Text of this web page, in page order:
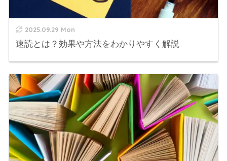
2025.09.29 Mon
速読とは？効果や方法をわかりやすく解説